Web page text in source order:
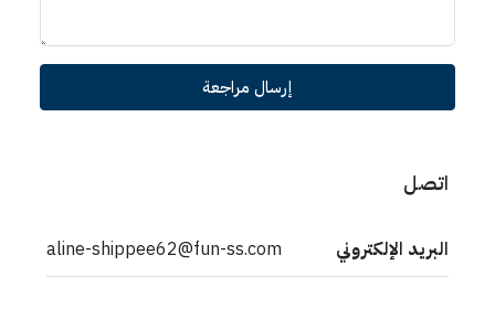
إرسال مراجعة
اتصل
البريد الإلكتروني aline-shippee62@fun-ss.com